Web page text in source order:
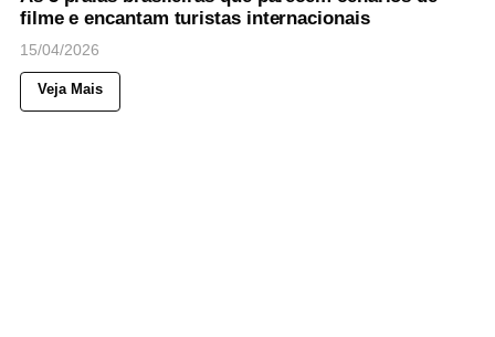
filme e encantam turistas internacionais
15/04/2026
Veja Mais